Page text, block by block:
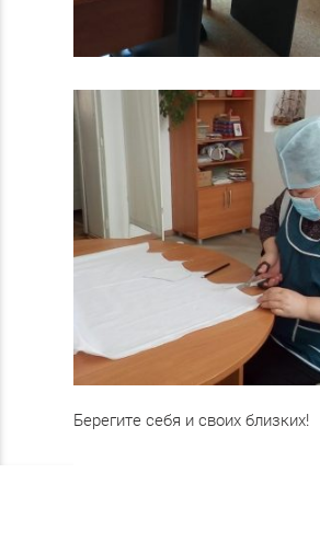
Берегите себя и своих близких!